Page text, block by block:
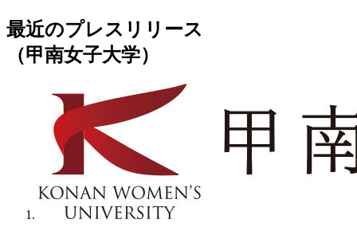
最近のプレスリリース
（甲南女子大学）